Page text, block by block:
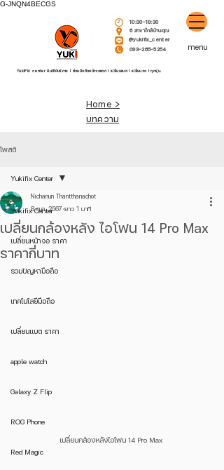
G-JNQN4BECGS
10:30-19:30
6 สาขาใกล้บ้านคุณ
@yukifix_center
093-265-5254
YukiFix center ยินดีให้บริการ l ซ่อมมือถือหน้าจอแตก l เปลี่ยนแบต l เปลี่ยนจอ l ทุกรุ่น.
menu
Home >
บทความ
โพสต์
Yukifix Center
เปลี่ยนหน้าจอ ราคา
รวมปัญหามือถือ
เทคโนโลยีมือถือ
เปลี่ยนแบต ราคา
apple watch
Galaxy Z Flip
ROG Phone
Red Magic
Yukifix Center
เปลี่ยนกล้องหลัง ไอโฟน 14 Pro Max
ราคากี่บาท
Nichanun Thantthanachot
8 ต.ค. 2567 ยาว 1 นาที
เปลี่ยนกล้องหลังไอโฟน 14 Pro Max